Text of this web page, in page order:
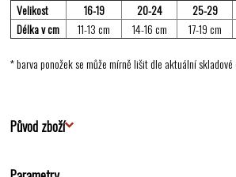
Velikost 16-19 20-24 25-29
Délka v cm
11-13 cm 14-16 cm 17-19 cm
* barva ponožek se může mírně lišit dle aktuální
Původ zboží